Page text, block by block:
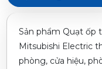
Sản phẩm Quạt ốp
Mitsubishi Electric
phòng, cửa hiệu,